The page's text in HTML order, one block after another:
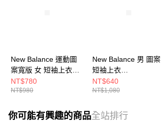
New Balance 運動圖
案寬版 女 短袖上衣
WT61P205SST-F
NT$780
NT$980
New Balance 男 圖案
短袖上衣
MT53501BK-F
NT$640
NT$1,080
你可能有興趣的商品全站排行